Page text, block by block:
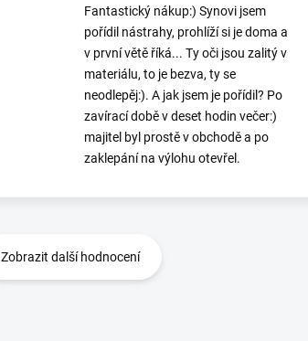
Fantastický nákup:) Synovi jsem
pořídil nástrahy, prohlíží si je doma a
v první větě říká... Ty oči jsou zalitý v
materiálu, to je bezva, ty se
neodlepěj:). A jak jsem je pořídil? Po
zavírací době v deset hodin večer:)
majitel byl prostě v obchodě a po
zaklepání na výlohu otevřel.
Zobrazit další hodnocení